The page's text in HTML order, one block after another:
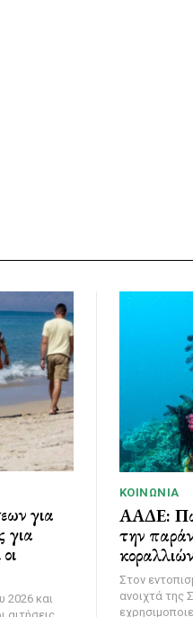
για
για
2026 και
ΚΟΙΝΩΝΊΑ
ΑΑΔΕ:
την
Στον
ανοιχτά της